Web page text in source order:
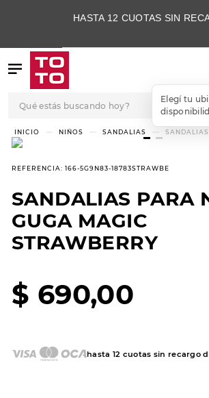
HASTA 12 CUOTAS SIN
Elegí tu
NIÑOS SANDALIAS
REFERENCIA: 166-5G9N83-18783STRAWBE
SANDALIAS PARA
GUGA MAGIC
STRAWBERRY
$ 690,00
hasta 12 cuotas sin recargo
BUSCADOS
1.
9.
slip-ins